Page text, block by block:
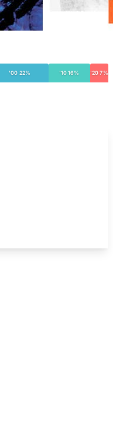
'00 22% '10 16% '20 7%